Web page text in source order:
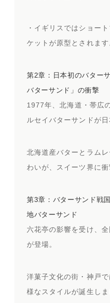
・イギリスではショー
ケットが原型とされます
第2章：日本初のバター
バターサンド」の衝撃
1977年、北海道・帯広
ルセイバターサンドが日
北海道産バターとラム
わいが、スイーツ界に衝
第3章：バターサンド戦
地バターサンド
六花亭の影響を受け、
が登場。
洋菓子文化の街・神戸
様なスタイルが誕生しま